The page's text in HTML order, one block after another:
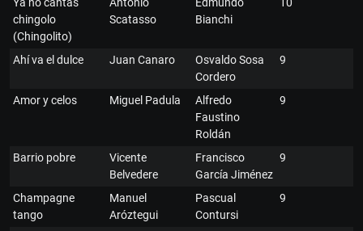
chingolo
(Chingolito)
Scatasso
Bianchi
Ahí va el dulce Juan Canaro
Osvaldo Sosa
Cordero
9
Amor y celos Miguel Padula
Alfredo
Faustino
Roldán
9
Barrio pobre
Vicente
Belvedere
Francisco
García Jiménez
9
Champagne
tango
Manuel
Aróztegui
Pascual
Contursi
9